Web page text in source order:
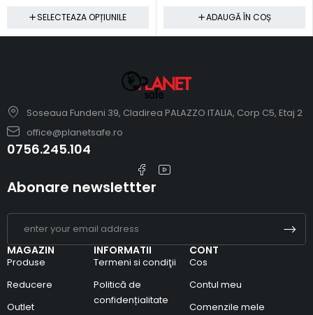
SELECTEAZA OPȚIUNILE ADAUGĂ ÎN COȘ
Soseaua Fundeni 39, Cladirea PALAZZO ITALIA, Corp C5, Etaj 2
office@planetsafe.ro
0756.245.104
MAGAZIN
Produse
Reducere
Outlet
INFORMATII
Termeni si condiţii
Politică de
confidențialitate
CONT
Cos
Contul meu
Comenzile mele
Abonare newslettter